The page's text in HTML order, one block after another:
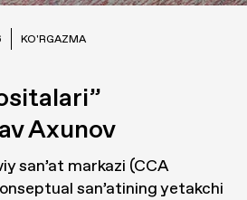
KO'RGAZMA
Axunov
san’at markazi (CCA
san’atining yetakchi